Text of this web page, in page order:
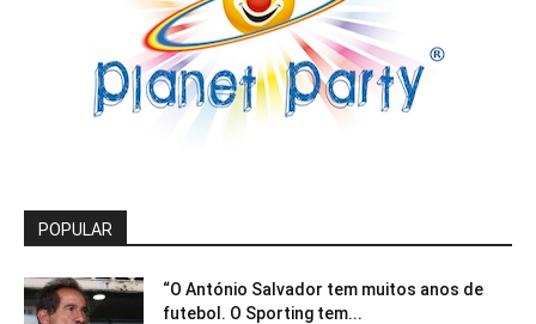
POPULAR
“O António Salvador tem muitos anos de
futebol. O Sporting tem...